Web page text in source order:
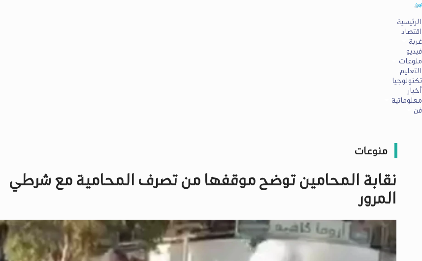
الرئيسية
اقتصاد
غربة
فيديو
منوعات
التعليم
تكنولوجيا
أخبار
معلوماتية
فن
منوعات
نقابة المحامين توضح موقفها من تصرف المحامية مع شرطي
المرور